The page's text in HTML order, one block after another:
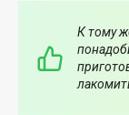
К тому